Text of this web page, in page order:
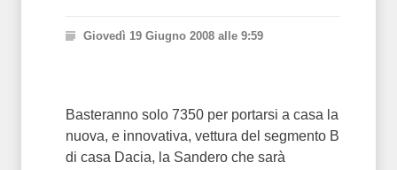
Giovedì 19 Giugno 2008 alle 9:59
Basteranno solo 7350 per portarsi a casa la
nuova, e innovativa, vettura del segmento B
di casa Dacia, la Sandero che sarà